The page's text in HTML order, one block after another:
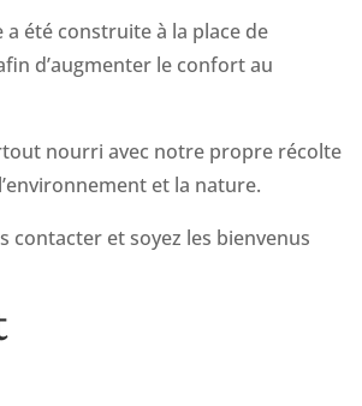
a été construite à la place de
d’augmenter le confort au
nourri avec notre propre récolte
et la nature.
contacter et soyez les bienvenus